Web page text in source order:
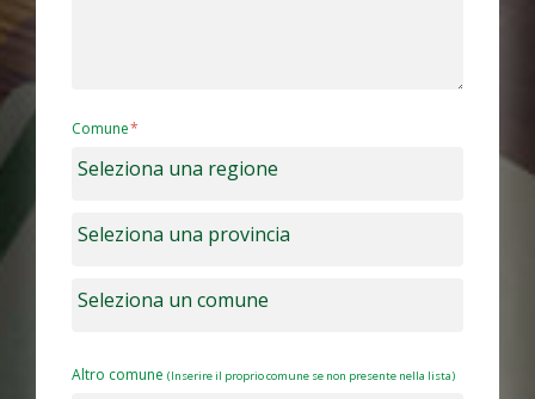
Comune
Altro comune (Inserire il proprio comune se non presente nella lista)